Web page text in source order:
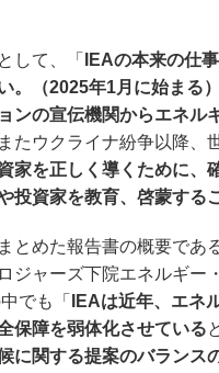
して、「
IEAの本来の仕
。（2025年1月に始まる
ンの宣伝機関からエネ
たウクライナ紛争以降
家を正しく導くために、
投資家を教育、啓蒙する
めた報告書の概要であ
ジャーズ下院エネルギ
でも「
IEAは近年、エネ
保障を弱体化させている
に関する提案のバラン